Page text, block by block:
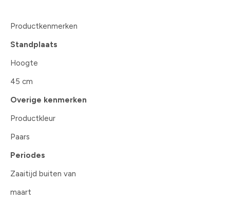
Productkenmerken
Standplaats
Hoogte
45 cm
Overige kenmerken
Productkleur
Paars
Periodes
Zaaitijd buiten van
maart